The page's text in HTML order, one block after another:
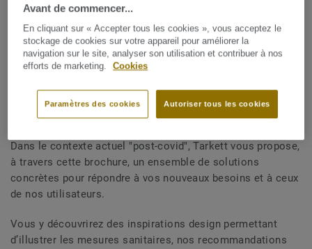
PARTAGER
Notre monde change, relevons
ensemble ces nouveaux challenges
Dans le contexte actuel "post-covid", Tarkett vous propose,
à travers cette brochure, un ensemble de solutions
concrètes pour répondre à vos nouveaux besoins et à ceux
de nos utilisateurs.
Vous y découvrirez des inspirations design permettant
d’illustrer les mesures sanitaires, nos recommandations
Avant de commencer...
En cliquant sur « Accepter tous les cookies », vous acceptez le
stockage de cookies sur votre appareil pour améliorer la
navigation sur le site, analyser son utilisation et contribuer à nos
efforts de marketing.
Cookies
Autoriser tous les cookies
Paramètres des cookies